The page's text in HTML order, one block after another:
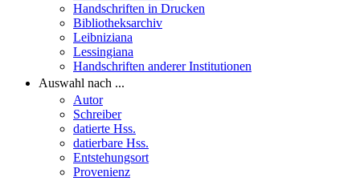
Handschriften in Drucken
Bibliotheksarchiv
Leibniziana
Lessingiana
Handschriften anderer Institutionen
Auswahl nach ...
Autor
Schreiber
datierte Hss.
datierbare Hss.
Entstehungsort
Provenienz